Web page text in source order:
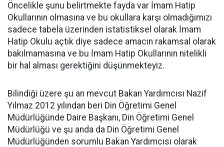
Öncelikle şunu belirtmekte fayda var İmam Hatip
Okullarının olmasına ve bu okullara karşı olmadığımızı
sadece tabela üzerinden istatistiksel olarak İmam
Hatip Okulu açtık diye sadece amacın rakamsal olarak
bakılmamasına ve bu İmam Hatip Okullarının nitelikli
bir hal alması gerektiğini düşünmekteyiz.
Bilindiği üzere şu an mevcut Bakan Yardımcısı Nazif
Yılmaz 2012 yılından beri Din Öğretimi Genel
Müdürlüğünde Daire Başkanı, Din Öğretimi Genel
Müdürlüğü ve şu anda da Din Öğretimi Genel
Müdürlüğünden sorumlu Bakan Yardımcısı olarak